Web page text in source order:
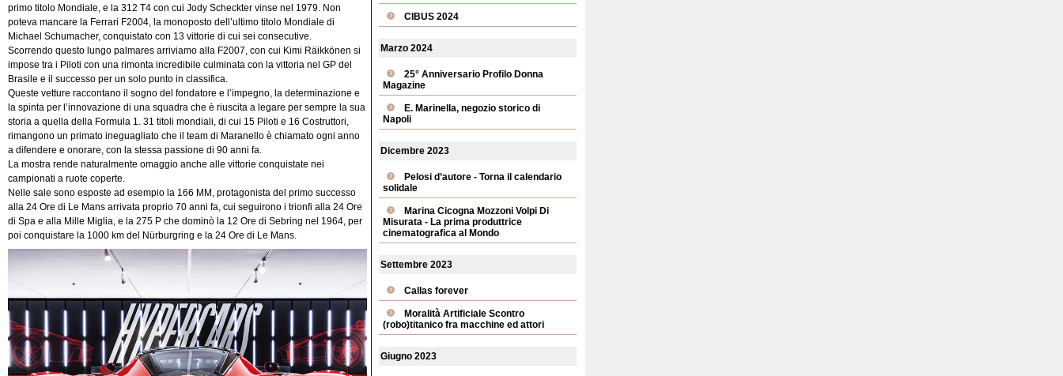
primo titolo Mondiale, e la 312 T4 con cui Jody Scheckter vinse nel 1979. Non
poteva mancare la Ferrari F2004, la monoposto dell’ultimo titolo Mondiale di
Michael Schumacher, conquistato con 13 vittorie di cui sei consecutive.
Scorrendo questo lungo palmares arriviamo alla F2007, con cui Kimi Räikkönen si
impose tra i Piloti con una rimonta incredibile culminata con la vittoria nel GP del
Brasile e il successo per un solo punto in classifica.
Queste vetture raccontano il sogno del fondatore e l’impegno, la determinazione e
la spinta per l’innovazione di una squadra che è riuscita a legare per sempre la sua
storia a quella della Formula 1. 31 titoli mondiali, di cui 15 Piloti e 16 Costruttori,
rimangono un primato ineguagliato che il team di Maranello è chiamato ogni anno
a difendere e onorare, con la stessa passione di 90 anni fa.
La mostra rende naturalmente omaggio anche alle vittorie conquistate nei
campionati a ruote coperte.
Nelle sale sono esposte ad esempio la 166 MM, protagonista del primo successo
alla 24 Ore di Le Mans arrivata proprio 70 anni fa, cui seguirono i trionfi alla 24 Ore
di Spa e alla Mille Miglia, e la 275 P che dominò la 12 Ore di Sebring nel 1964, per
poi conquistare la 1000 km del Nürburgring e la 24 Ore di Le Mans.
CIBUS 2024
Marzo 2024
25° Anniversario Profilo Donna
Magazine
E. Marinella, negozio storico di
Napoli
Dicembre 2023
Pelosi d’autore - Torna il calendario
solidale
Marina Cicogna Mozzoni Volpi Di
Misurata - La prima produttrice
cinematografica al Mondo
Settembre 2023
Callas forever
Moralità Artificiale Scontro
(robo)titanico fra macchine ed attori
Giugno 2023